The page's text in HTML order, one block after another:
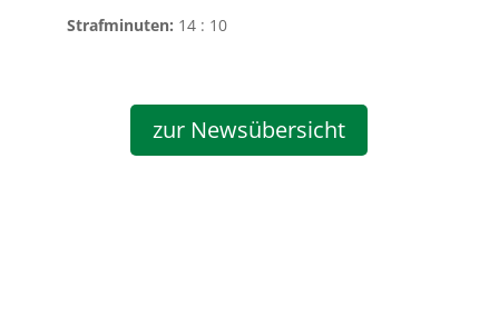
Strafminuten: 14 : 10
zur Newsübersicht